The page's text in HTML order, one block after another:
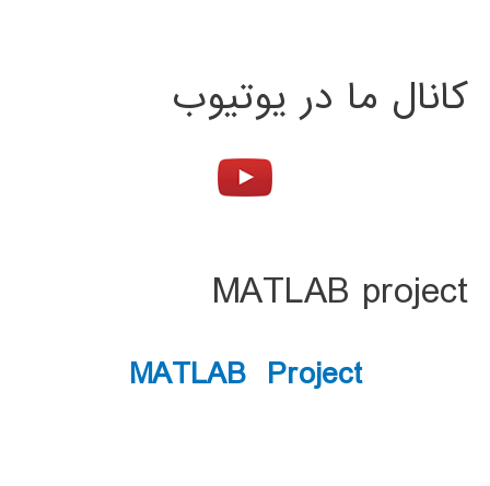
کانال ما در یوتیوب
MATLAB project
MATLAB Project